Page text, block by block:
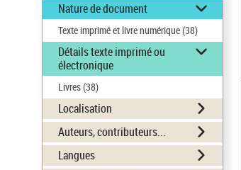
Nature de document
Texte imprimé et livre numérique(38)
Détails texte imprimé ou
électronique
Livres(38)
Localisation
Auteurs, contributeurs...
Langues